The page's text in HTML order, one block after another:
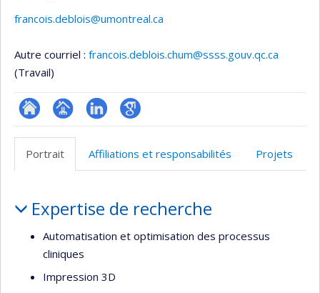
francois.deblois@umontreal.ca
Autre courriel : francois.deblois.chum@ssss.gouv.qc.ca
(Travail)
ResearchGate
Page
professionnelle
(faculté,département,école)
LinkedInGoogle
Portrait Affiliations et responsabilités Projets
Expertise de recherche
Automatisation et optimisation des processus
cliniques
Impression 3D